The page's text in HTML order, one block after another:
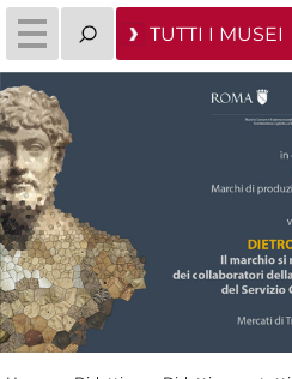
TUTTI I MUSEI